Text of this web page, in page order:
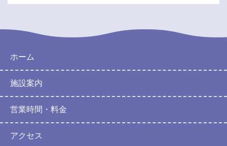
ホーム
施設案内
営業時間・料金
アクセス